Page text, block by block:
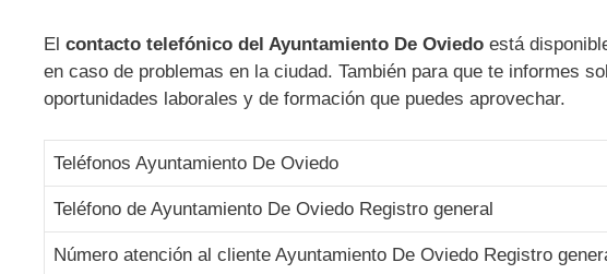
El contacto telefónico del Ayuntamiento De Oviedo está
en caso de problemas en la ciudad. También para que te informes
oportunidades laborales y de formación que puedes aprovechar.
Teléfonos Ayuntamiento De Oviedo
Teléfono de Ayuntamiento De Oviedo Registro general
Número atención al cliente Ayuntamiento De Oviedo Registro